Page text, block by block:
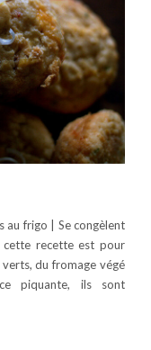
au frigo | Se congèlent
cette recette est pour
du fromage végé
piquante, ils sont